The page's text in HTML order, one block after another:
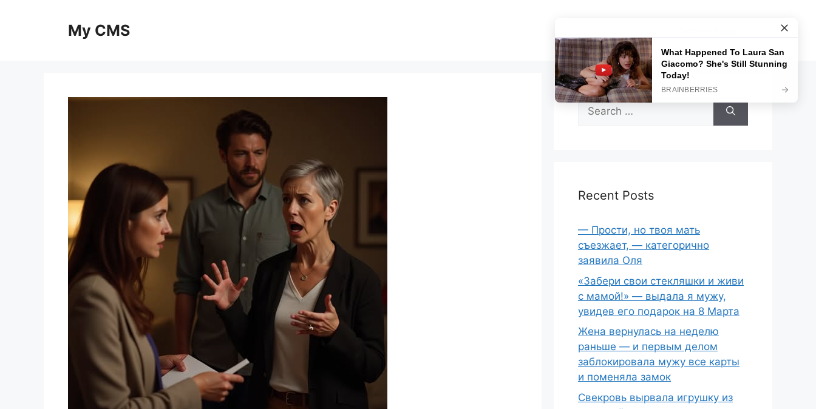
My CMS
Search
for:
Recent Posts
— Прости, но твоя мать
съезжает, — категорично
заявила Оля
«Забери свои стекляшки и живи
с мамой!» — выдала я мужу,
увидев его подарок на 8 Марта
Жена вернулась на неделю
раньше — и первым делом
заблокировала мужу все карты
и поменяла замок
Свекровь вырвала игрушку из